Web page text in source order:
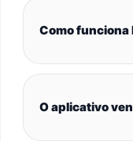
Como funciona
O aplicativo